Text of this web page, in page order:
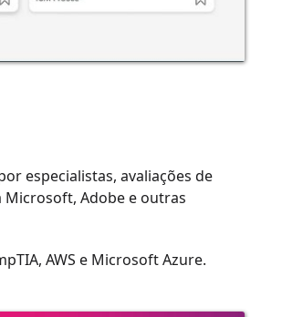
especialistas, avaliações de
Microsoft, Adobe e outras
AWS e Microsoft Azure.